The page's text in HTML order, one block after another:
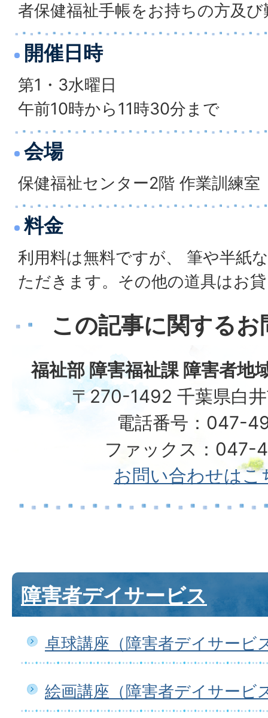
者保健福祉手帳をお持ちの方及
開催日時
第1・3水曜日
午前10時から11時30分まで
会場
保健福祉センター2階 作業訓練室
料金
利用料は無料ですが、 筆や半紙
ただきます。その他の道具はお
この記事に関する
福祉部 障害福祉課 障害者地
〒270-1492 千葉県白
電話番号：047-
ファックス：047-
お問い合わせはこ
障害者デイサービス
卓球講座（障害者デイサービ
絵画講座（障害者デイサービ